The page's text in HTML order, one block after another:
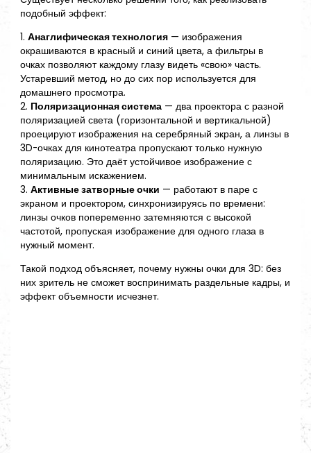
подобный эффект:
1.Анаглифическая технология — изображения
окрашиваются в красный и синий цвета, а фильтры в
очках позволяют каждому глазу видеть «свою» часть.
Устаревший метод, но до сих пор используется для
домашнего просмотра.
2. Поляризационная система — два проектора с разной
поляризацией света (горизонтальной и вертикальной)
проецируют изображения на серебряный экран, а линзы в
3D-очках для кинотеатра пропускают только нужную
поляризацию. Это даёт устойчивое изображение с
минимальным искажением.
3.Активные затворные очки — работают в паре с
экраном и проектором, синхронизируясь по времени:
линзы очков попеременно затемняются с высокой
частотой, пропуская изображение для одного глаза в
нужный момент.
Такой подход объясняет, почему нужны очки для 3D: без
них зритель не сможет воспринимать раздельные кадры, и
эффект объемности исчезнет.